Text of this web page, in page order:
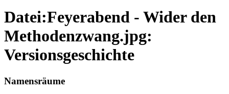
Datei:Feyerabend - Wider den
Methodenzwang.jpg:
Versionsgeschichte
Namensräume